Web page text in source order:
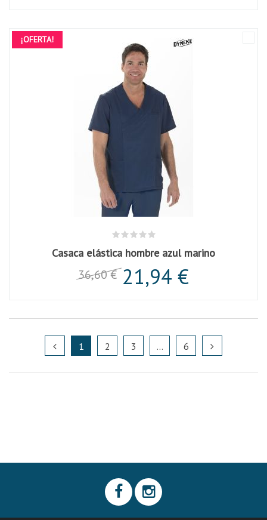
¡OFERTA!
Casaca elástica hombre azul marino
36,60 € 21,94 €
1 2 3 ... 6